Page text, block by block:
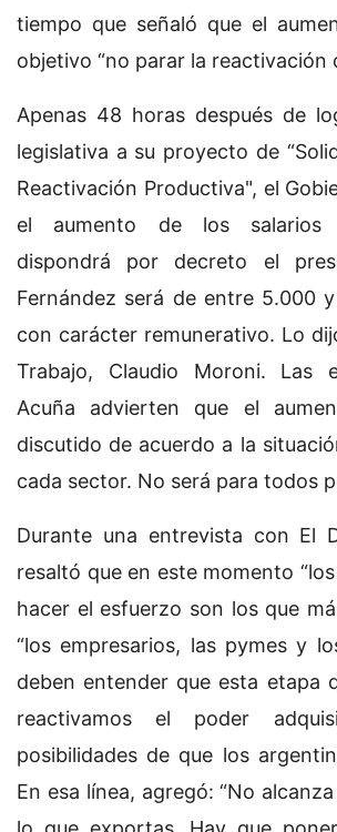
tiempo que señaló que el
objetivo “no parar la reactivación
Apenas 48 horas después de
legislativa a su proyecto de
Reactivación Productiva", el
el aumento de los salarios
dispondrá por decreto el
Fernández será de entre 5.000
con carácter remunerativo. Lo
Trabajo, Claudio Moroni. Las
Acuña advierten que el
discutido de acuerdo a la
cada sector. No será para todos
Durante una entrevista con El
resaltó que en este momento
hacer el esfuerzo son los que
“los empresarios, las pymes y
deben entender que esta etapa
reactivamos el poder
posibilidades de que los
En esa línea, agregó: “No